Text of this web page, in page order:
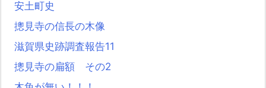
安土町史
摠見寺の信長の木像
滋賀県史跡調査報告11
摠見寺の扁額 その2